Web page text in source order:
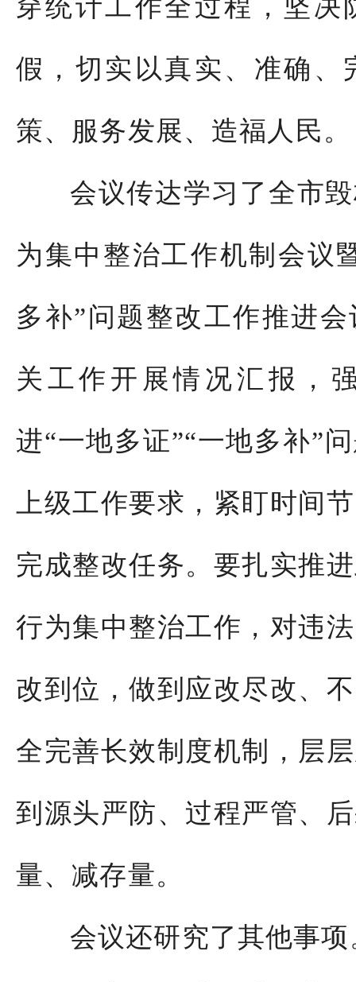
穿统计工作全过程，坚决
假，切实以真实、准确、
策、服务发展、造福人民。
会议传达学习了全市
为集中整治工作机制会议
多补”问题整改工作推进
关 工作开展情况汇报 ，
进“一地多证”“一地多补”
上级工作要求，紧盯时间
完成整改任务。要扎实推
行为集中整治工作，对违
改到位，做到应改尽改、
全完善长效制度机制，层
到源头严防、过程严管、
量、减存量。
会议还研究了其他事项